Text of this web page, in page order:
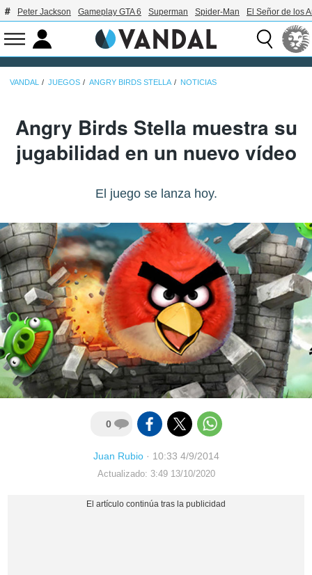
Peter Jackson Gameplay GTA 6 Superman Spider-Man El Señor de los
VANDAL JUEGOS ANGRY BIRDS STELLA NOTICIAS
Angry Birds Stella muestra su
jugabilidad en un nuevo vídeo
El juego se lanza hoy.
0
Juan Rubio· 10:33 4/9/2014
Actualizado: 3:49 13/10/2020